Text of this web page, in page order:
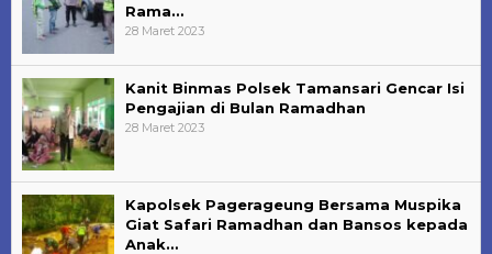
Rama…
28 Maret 2023
Kanit Binmas Polsek Tamansari Gencar Isi
Pengajian di Bulan Ramadhan
28 Maret 2023
Kapolsek Pagerageung Bersama Muspika
Giat Safari Ramadhan dan Bansos kepada
Anak…